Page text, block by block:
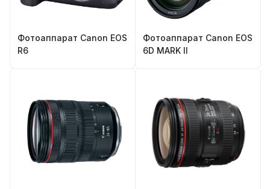
Фотоаппарат Canon EOS
R6
Фотоаппарат Canon EOS
6D MARK II